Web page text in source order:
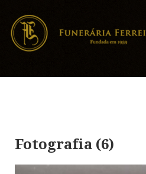
Fotografia (6)